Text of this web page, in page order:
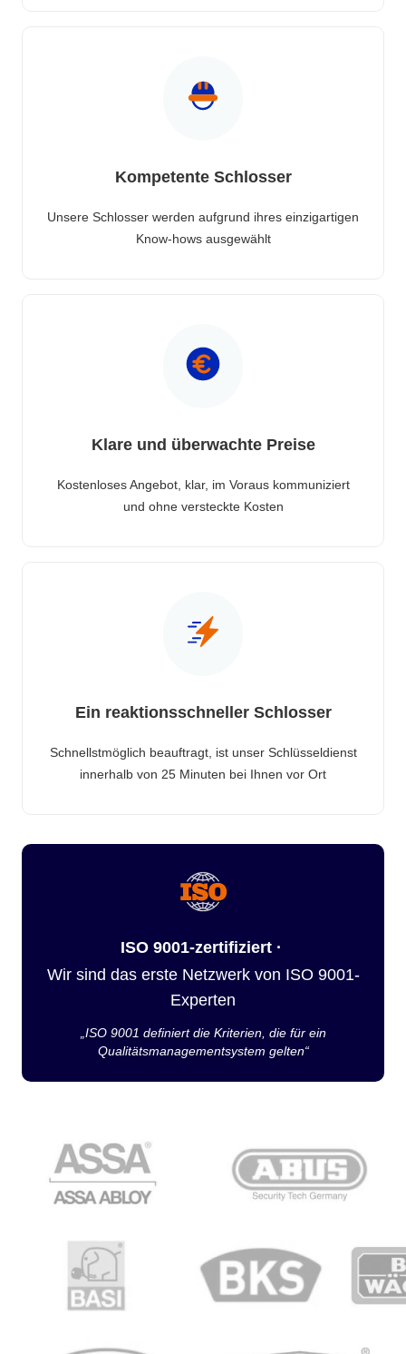
Kompetente Schlosser
Unsere Schlosser werden aufgrund ihres einzigartigen
Know-hows ausgewählt
Klare und überwachte Preise
Kostenloses Angebot, klar, im Voraus kommuniziert
und ohne versteckte Kosten
Ein reaktionsschneller Schlosser
Schnellstmöglich beauftragt, ist unser Schlüsseldienst
innerhalb von 25 Minuten bei Ihnen vor Ort
ISO 9001-zertifiziert ·
Wir sind das erste Netzwerk von ISO 9001-
Experten
„ISO 9001 definiert die Kriterien, die für ein
Qualitätsmanagementsystem gelten“